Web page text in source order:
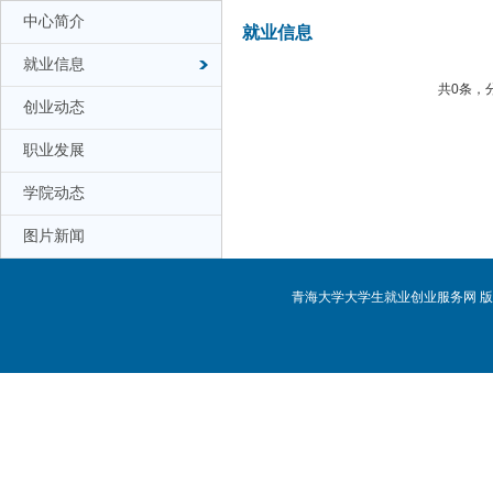
中心简介
就业信息
创业动态
职业发展
学院动态
图片新闻
就业信息
共0条，
青海大学大学生就业创业服务网